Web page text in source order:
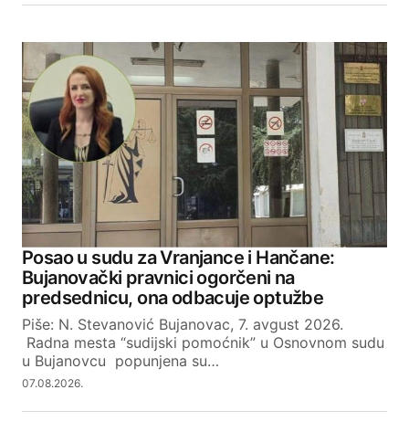
Posao u sudu za Vranjance i Hančane:
Bujanovački pravnici ogorčeni na
predsednicu, ona odbacuje optužbe
Piše: N. Stevanović Bujanovac, 7. avgust 2026.
Radna mesta “sudijski pomoćnik” u Osnovnom sudu
u Bujanovcu popunjena su…
07.08.2026.